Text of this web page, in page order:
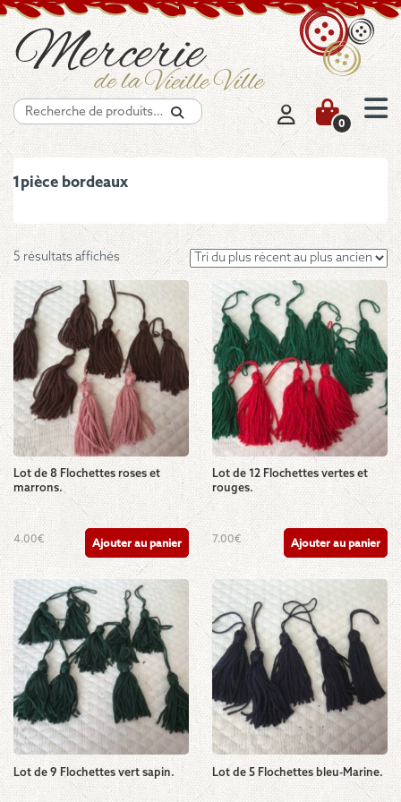
Recherche
0
1pièce bordeaux
5 résultats affichés Trié
du
plus
récent
au
plus
ancien
Lot de 8 Flochettes roses et
marrons.
4.00€ Ajouter au panier
Lot de 12 Flochettes vertes et
rouges.
7.00€ Ajouter au panier
Lot de 9 Flochettes vert sapin. Lot de 5 Flochettes bleu-Marine.